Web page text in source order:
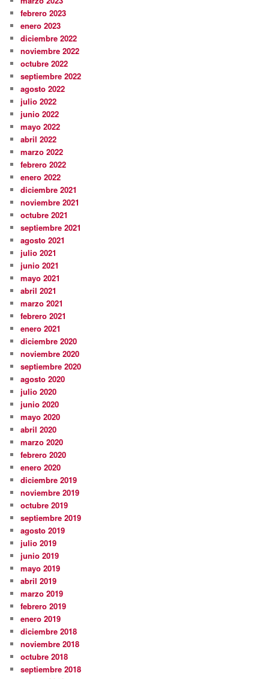
febrero 2023
enero 2023
diciembre 2022
noviembre 2022
octubre 2022
septiembre 2022
agosto 2022
julio 2022
junio 2022
mayo 2022
abril 2022
marzo 2022
febrero 2022
enero 2022
diciembre 2021
noviembre 2021
octubre 2021
septiembre 2021
agosto 2021
julio 2021
junio 2021
mayo 2021
abril 2021
marzo 2021
febrero 2021
enero 2021
diciembre 2020
noviembre 2020
septiembre 2020
agosto 2020
julio 2020
junio 2020
mayo 2020
abril 2020
marzo 2020
febrero 2020
enero 2020
diciembre 2019
noviembre 2019
octubre 2019
septiembre 2019
agosto 2019
julio 2019
junio 2019
mayo 2019
abril 2019
marzo 2019
febrero 2019
enero 2019
diciembre 2018
noviembre 2018
octubre 2018
septiembre 2018